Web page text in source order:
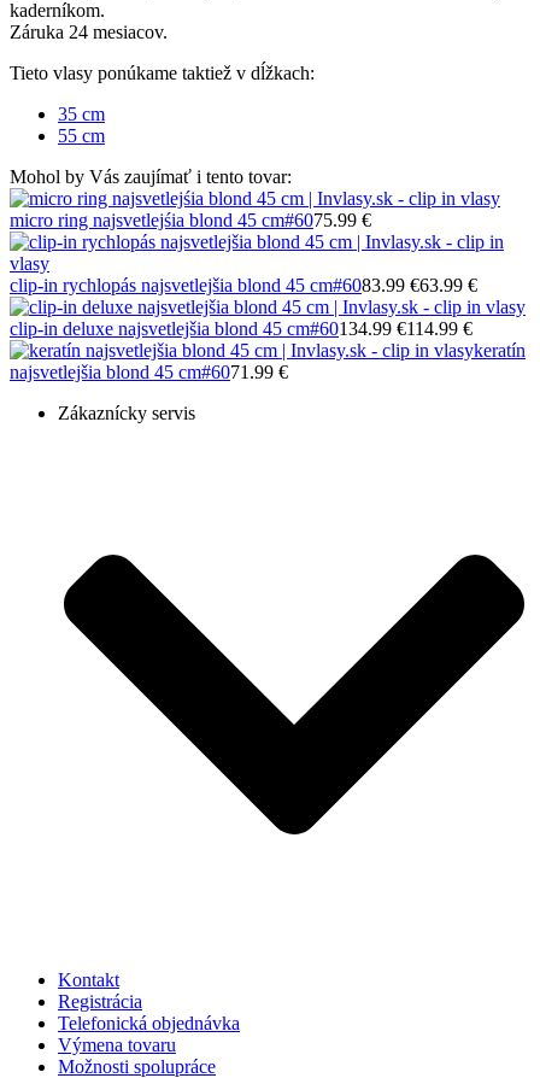
kaderníkom.
Záruka 24 mesiacov.
Tieto vlasy ponúkame taktiež v dĺžkach:
35 cm
55 cm
Mohol by Vás zaujímať i tento tovar:
micro ring najsvetlejśia blond 45 cm#6075.99 €
clip-in rychlopás najsvetlejšia blond 45 cm#6083.99 €63.99 €
clip-in deluxe najsvetlejšia blond 45 cm#60134.99 €114.99 €
keratín
najsvetlejšia blond 45 cm#6071.99 €
Zákaznícky servis
Kontakt
Registrácia
Telefonická objednávka
Výmena tovaru
Možnosti spolupráce